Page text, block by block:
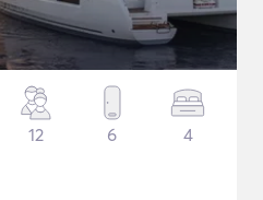
12 6 4